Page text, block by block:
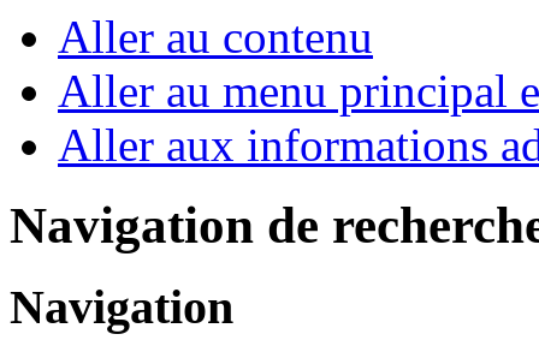
Aller au contenu
Aller au menu principal
Aller aux informations
Navigation de
Navigation